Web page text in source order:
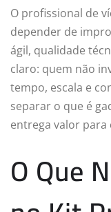
O profissional de
depender de
ágil, qualidade
claro: quem não
tempo, escala e
separar o que é
entrega valor para
O Que